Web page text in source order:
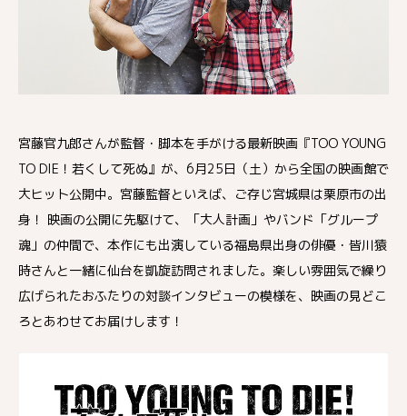
宮藤官九郎さんが監督・脚本を手がける最新映画『TOO YOUNG
TO DIE！若くして死ぬ』が、6月25日（土）から全国の映画館で
大ヒット公開中。宮藤監督といえば、ご存じ宮城県は栗原市の出
身！ 映画の公開に先駆けて、「大人計画」やバンド「グループ
魂」の仲間で、本作にも出演している福島県出身の俳優・皆川猿
時さんと一緒に仙台を凱旋訪問されました。楽しい雰囲気で繰り
広げられたおふたりの対談インタビューの模様を、映画の見どこ
ろとあわせてお届けします！